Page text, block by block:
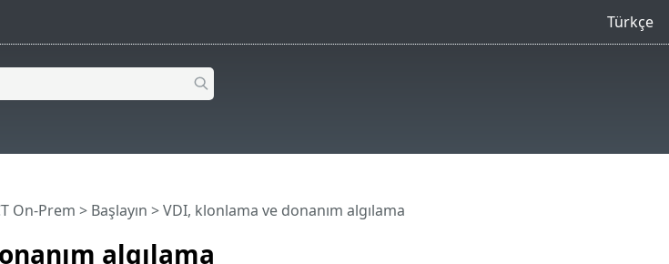
Türkçe
algılama
On-Prem > Başlayın > VDI, klonlama ve donanım algılama